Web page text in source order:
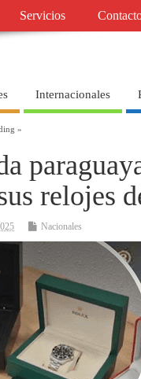
Servicios
Internacionales
»
relojes
Nacionales